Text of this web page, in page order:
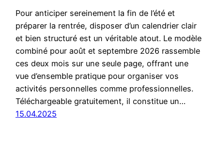
Pour anticiper sereinement la fin de l’été et
préparer la rentrée, disposer d’un calendrier clair
et bien structuré est un véritable atout. Le modèle
combiné pour août et septembre 2026 rassemble
ces deux mois sur une seule page, offrant une
vue d’ensemble pratique pour organiser vos
activités personnelles comme professionnelles.
Téléchargeable gratuitement, il constitue un…
15.04.2025